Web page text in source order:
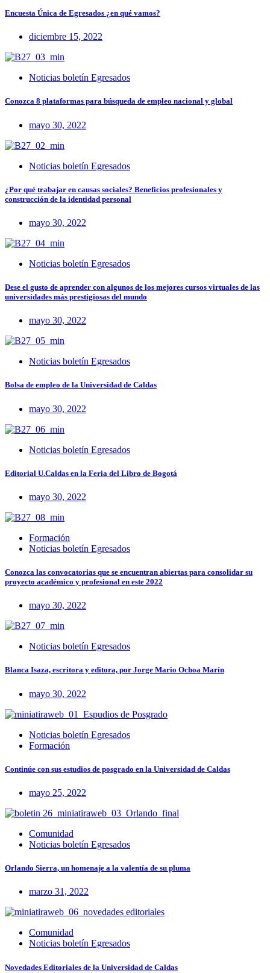
Encuesta Única de Egresados ¿en qué vamos?
diciembre 15, 2022
Noticias boletín Egresados
Conozca 8 plataformas para búsqueda de empleo nacional y global
mayo 30, 2022
Noticias boletín Egresados
¿Por qué trabajar en causas sociales? Beneficios profesionales y
construcción de la identidad personal
mayo 30, 2022
Noticias boletín Egresados
Dese el gusto de aprender con algunos de los mejores cursos virtuales de las
universidades más prestigiosas del mundo
mayo 30, 2022
Noticias boletín Egresados
Bolsa de empleo de la Universidad de Caldas
mayo 30, 2022
Noticias boletín Egresados
Editorial U.Caldas en la Feria del Libro de Bogotá
mayo 30, 2022
Formación
Noticias boletín Egresados
Conozca las convocatorias que se encuentran abiertas para consolidar su
proyecto académico y profesional en este 2022
mayo 30, 2022
Noticias boletín Egresados
Blanca Isaza, escritora y editora, por Jorge Mario Ochoa Marín
mayo 30, 2022
Noticias boletín Egresados
Formación
Continúe con sus estudios de posgrado en la Universidad de Caldas
mayo 25, 2022
Comunidad
Noticias boletín Egresados
Orlando Sierra, un homenaje a la valentía de su pluma
marzo 31, 2022
Comunidad
Noticias boletín Egresados
Novedades Editoriales de la Universidad de Caldas